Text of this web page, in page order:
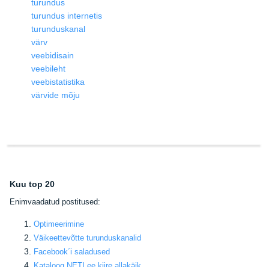
turundus
turundus internetis
turunduskanal
värv
veebidisain
veebileht
veebistatistika
värvide mõju
Kuu top 20
Enimvaadatud postitused:
Optimeerimine
Väikeettevõtte turunduskanalid
Facebook´i saladused